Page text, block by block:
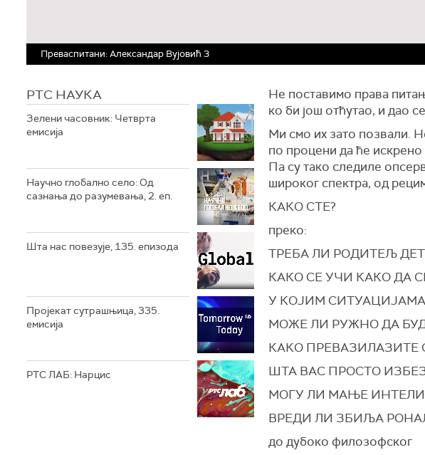
Преваспитани: Александар Вујовић 3
РТС НАУКА
Зелени часовник: Четврта
емисија
Научно глобално село: Од
сазнања до разумевања, 2. еп.
Шта нас повезује, 135. епизода
Пројекат сутрашњица, 335.
емисија
РТС ЛАБ: Нарцис
Не поставимо права
ко би још отћутао, и дао
Ми смо их зато позвали.
по процени да ће искрено
Па су тако следиле
широког спектра, од
КАКО СТЕ?
преко:
ТРЕБА ЛИ РОДИТЕЉ
КАКО СЕ УЧИ КАКО ДА
У КОЈИМ
МОЖЕ ЛИ РУЖНО ДА
КАКО ПРЕВАЗИЛАЗИТЕ
ШТА ВАС ПРОСТО
МОГУ ЛИ МАЊЕ
ВРЕДИ ЛИ ЗБИЉА
до дубоко филозофског